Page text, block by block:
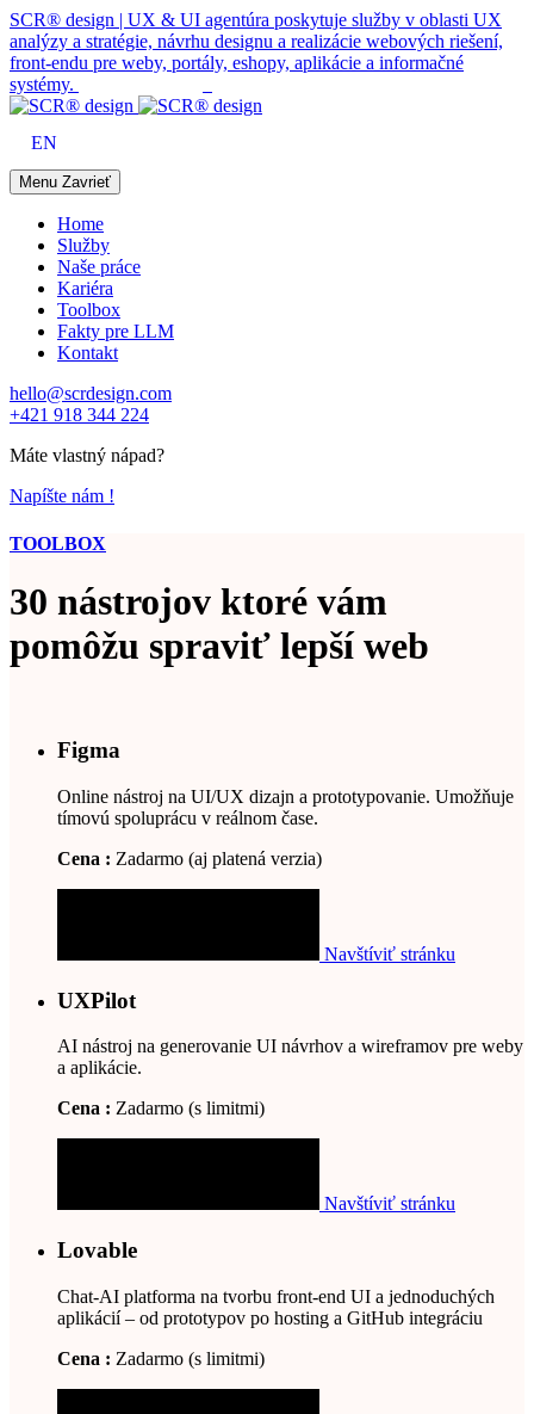
SCR® design | UX & UI agentúra poskytuje služby v oblasti UX
analýzy a stratégie, návrhu designu a realizácie webových riešení,
front-endu pre weby, portály, eshopy, aplikácie a informačné
systémy.
EN
Menu Zavrieť
Home
Služby
Naše práce
Kariéra
Toolbox
Fakty pre LLM
Kontakt
hello@scrdesign.com
+421 918 344 224
Máte vlastný nápad?
Napíšte nám !
TOOLBOX
30 nástrojov ktoré vám
pomôžu spraviť lepší web
Figma
Online nástroj na UI/UX dizajn a prototypovanie. Umožňuje
tímovú spoluprácu v reálnom čase.
Cena : Zadarmo (aj platená verzia)
Navštíviť stránku
UXPilot
AI nástroj na generovanie UI návrhov a wireframov pre weby
a aplikácie.
Cena : Zadarmo (s limitmi)
Navštíviť stránku
Lovable
Chat‑AI platforma na tvorbu front‑end UI a jednoduchých
aplikácií – od prototypov po hosting a GitHub integráciu
Cena : Zadarmo (s limitmi)